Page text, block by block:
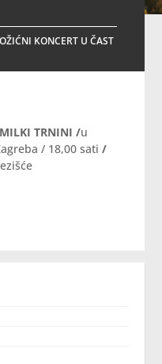
KONCERT U ČAST
MILKI TRNINI /u
/ 18,00 sati /